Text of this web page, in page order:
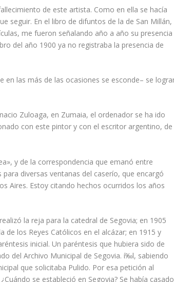
de este artista. Como en ella se hací­a
seguir. En el libro de difuntos de la de San Millán,
me fueron señalando año a año su presencia
del año 1900 ya no registraba la presencia de
en las más de las ocasiones se esconde– se
Zuloaga, en Zumaia, el ordenador se ha ido
con este pintor y con el escritor argentino, de
y de la correspondencia que emanó entre
diversas ventanas del caserí­o, que encargó
Aires. Estoy citando hechos ocurridos los años
la reja para la catedral de Segovia; en 1905
los Reyes Católicos en el alcázar; en 1915 y
inicial. Un paréntesis que hubiera sido de
del Archivo Municipal de Segovia. í‰l, sabiendo
que solicitaba Pulido. Por esa petición al
se estableció en Segovia? Se habí­a casado